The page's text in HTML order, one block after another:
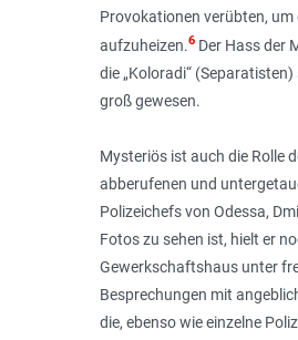
Provokationen verübten,
aufzuheizen.6Der Hass der
die „Koloradi“
groß gewesen.
Mysteriös ist auch die Rolle
abberufenen und
Polizeichefs von Odessa,
Fotos zu sehen ist, hielt er
Gewerkschaftshaus unter
Besprechungen mit
die, ebenso wie einzelne